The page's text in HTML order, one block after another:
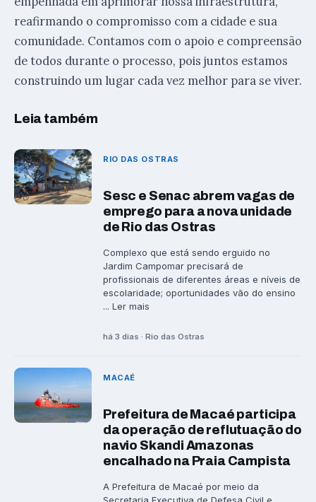
reafirmando o compromisso com a cidade e sua
comunidade. Contamos com o apoio e compreensão
de todos durante o processo, pois juntos estamos
construindo um lugar cada vez melhor para se viver.
Leia também
RIO DAS OSTRAS
Sesc e Senac abrem vagas de
emprego para a nova unidade
de Rio das Ostras
Complexo que está sendo erguido no
Jardim Campomar precisará de
profissionais de diferentes áreas e níveis de
escolaridade; oportunidades vão do ensino
... Ler mais
há 3 dias · Rio das Ostras
MACAÉ
Prefeitura de Macaé participa
da operação de reflutuação do
navio Skandi Amazonas
encalhado na Praia Campista
A Prefeitura de Macaé por meio da